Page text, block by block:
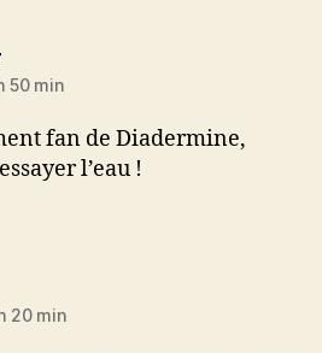
dit :
50 min
fan de Diadermine,
l’eau !
20 min